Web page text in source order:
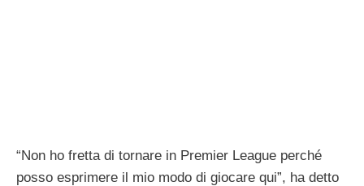
“Non ho fretta di tornare in Premier League perché
posso esprimere il mio modo di giocare qui”, ha detto